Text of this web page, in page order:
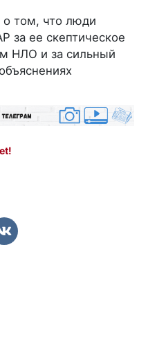
о том, что люди
за ее скептическое
НЛО и за сильный